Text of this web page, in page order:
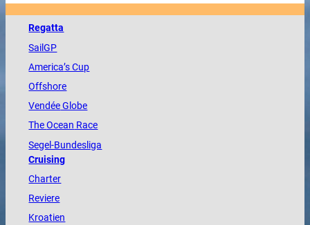
Regatta
SailGP
America’s Cup
Offshore
VendéeGlobe
TheOcean Race
Segel-Bundesliga
Cruising
Charter
Reviere
Kroatien